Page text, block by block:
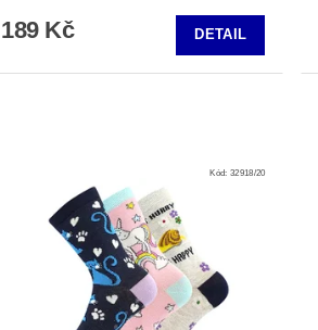
189 Kč DETAIL
Kód: 32918/20